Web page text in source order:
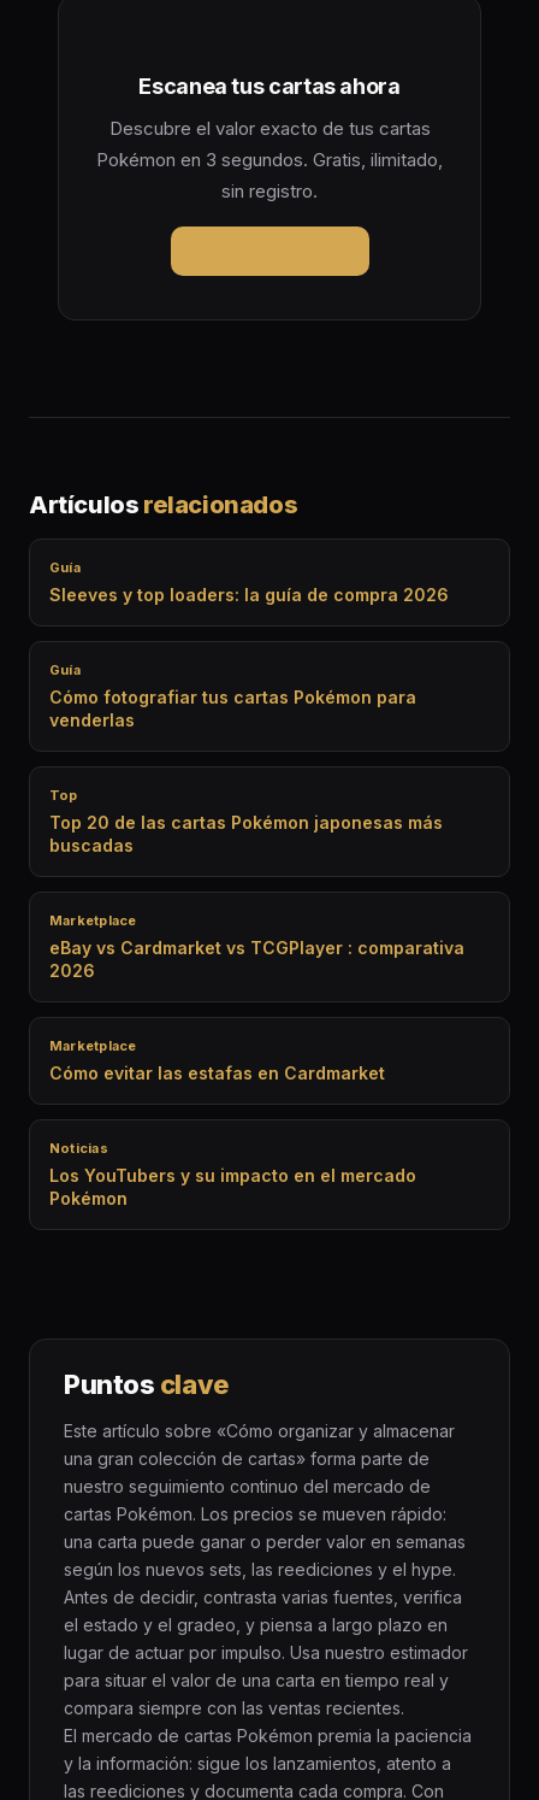
Escanea tus cartas ahora
Descubre el valor exacto de tus cartas
Pokémon en 3 segundos. Gratis, ilimitado,
sin registro.
Artículos relacionados
Guía
Sleeves y top loaders: la guía de compra 2026
Guía
Cómo fotografiar tus cartas Pokémon para
venderlas
Top
Top 20 de las cartas Pokémon japonesas más
buscadas
Marketplace
eBay vs Cardmarket vs TCGPlayer : comparativa
2026
Marketplace
Cómo evitar las estafas en Cardmarket
Noticias
Los YouTubers y su impacto en el mercado
Pokémon
Puntos clave
Este artículo sobre «Cómo organizar y almacenar
una gran colección de cartas» forma parte de
nuestro seguimiento continuo del mercado de
cartas Pokémon. Los precios se mueven rápido:
una carta puede ganar o perder valor en semanas
según los nuevos sets, las reediciones y el hype.
Antes de decidir, contrasta varias fuentes, verifica
el estado y el gradeo, y piensa a largo plazo en
lugar de actuar por impulso. Usa nuestro estimador
para situar el valor de una carta en tiempo real y
compara siempre con las ventas recientes.
El mercado de cartas Pokémon premia la paciencia
y la información: sigue los lanzamientos, atento a
las reediciones y documenta cada compra. Con